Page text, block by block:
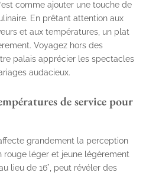
comme ajouter une touche de
En prêtant attention aux
et aux températures, un plat
Voyagez hors des
palais apprécier les spectacles
audacieux.
de service pour
grandement la perception
rouge léger et jeune légèrement
lieu de 16°, peut révéler des